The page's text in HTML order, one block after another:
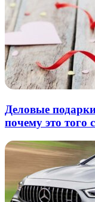
Деловые
почему это того